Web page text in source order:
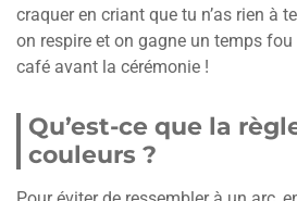
craquer en criant que tu n’as rien à
on respire et on gagne un temps
café avant la cérémonie !
Qu’est-ce que la
couleurs ?